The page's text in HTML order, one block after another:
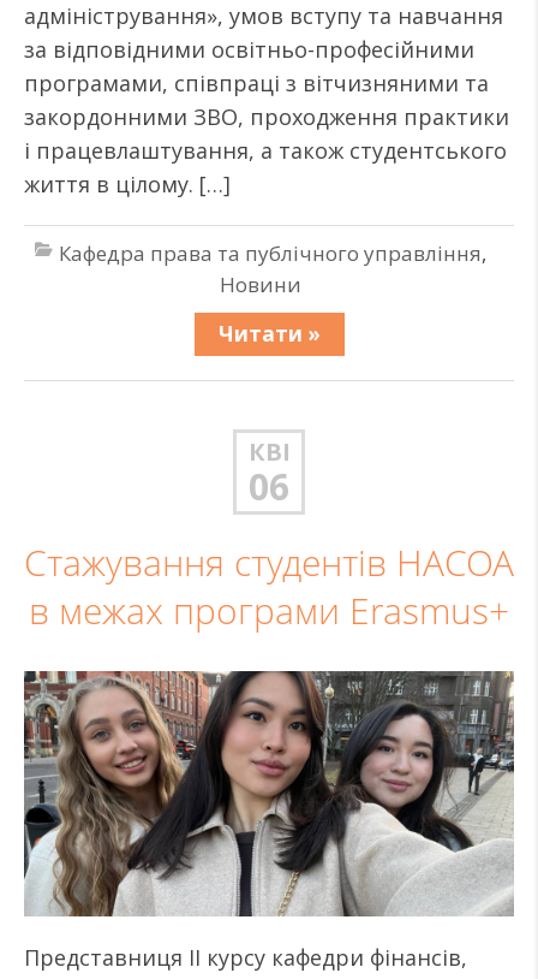
адміністрування», умов вступу та навчання
за відповідними освітньо-професійними
програмами, співпраці з вітчизняними та
закордонними ЗВО, проходження практики
і працевлаштування, а також студентського
життя в цілому. […]
Кафедра права та публічного управління,
Новини
Читати »
КВІ
06
Стажування студентів НАСОА
в межах програми Erasmus+
Представниця ІІ курсу кафедри фінансів,